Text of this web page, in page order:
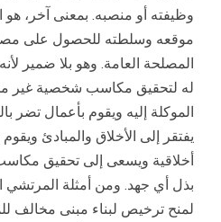
وظيفته أو منصبه. بمعنى آخر،
موقعه وسلطته للحصول على
المصلحة العامة. وهو بلا ضمير
له لتحقيق مكاسب شخصية غير
الموكلة إليه ويقوم بأعمال تضر
يفتقر إلى الأخلاق والمبادئ ويقوم
أخلاقية ويسعى إلى تحقيق
بذل أي جهد. ومن أمثلة
لمنح ترخيص لبناء مبنى مخالف